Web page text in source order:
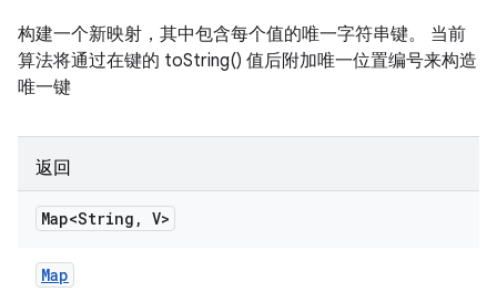
构建一个新映射，其中包含每个值的唯一字符串键。 当前
算法将通过在键的 toString() 值后附加唯一位置编号来构造
唯一键
返回
Map<String , V>
Map